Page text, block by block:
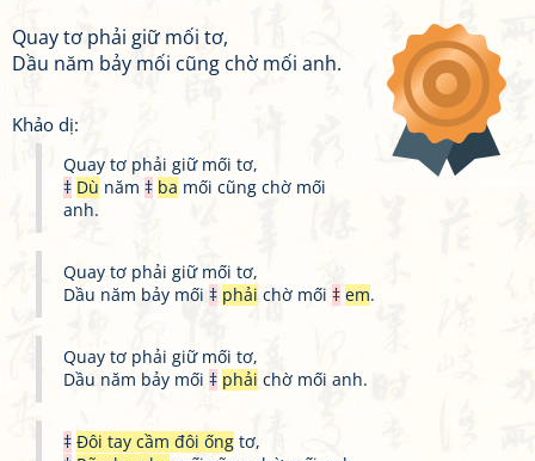
Quay tơ phải giữ mối tơ,
Dầu năm bảy mối cũng chờ mối anh.
Khảo dị:
Quay tơ phải giữ mối tơ,
‡ Dù năm ‡ ba mối cũng chờ mối
anh.
Quay tơ phải giữ mối tơ,
Dầu năm bảy mối ‡ phải chờ mối ‡ em.
Quay tơ phải giữ mối tơ,
Dầu năm bảy mối ‡ phải chờ mối anh.
‡ Đôi tay cầm đôi ống tơ,